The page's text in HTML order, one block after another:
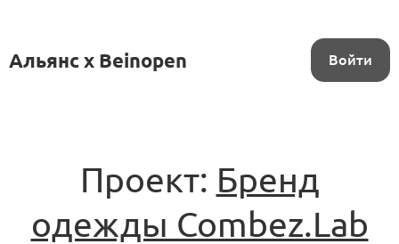
Альянс x Beinopen Войти
Проект: Бренд
одежды Combez.Lab